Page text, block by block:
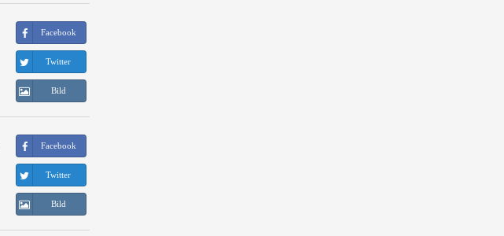
Facebook
Twitter
Bild
Facebook
Twitter
Bild